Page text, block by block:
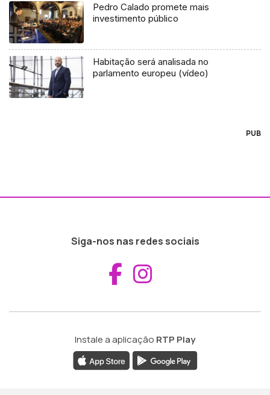
Pedro Calado promete mais
investimento público
Habitação será analisada no
parlamento europeu (vídeo)
PUB
Siga-nos nas redes sociais
Aceder ao
Instale a aplicação RTP Play